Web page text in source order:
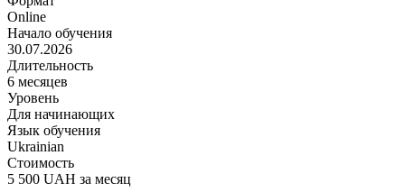
Online
Начало обучения
30.07.2026
Длительность
6 месяцев
Уровень
Для начинающих
Язык обучения
Ukrainian
Стоимость
5 500 UAH за месяц